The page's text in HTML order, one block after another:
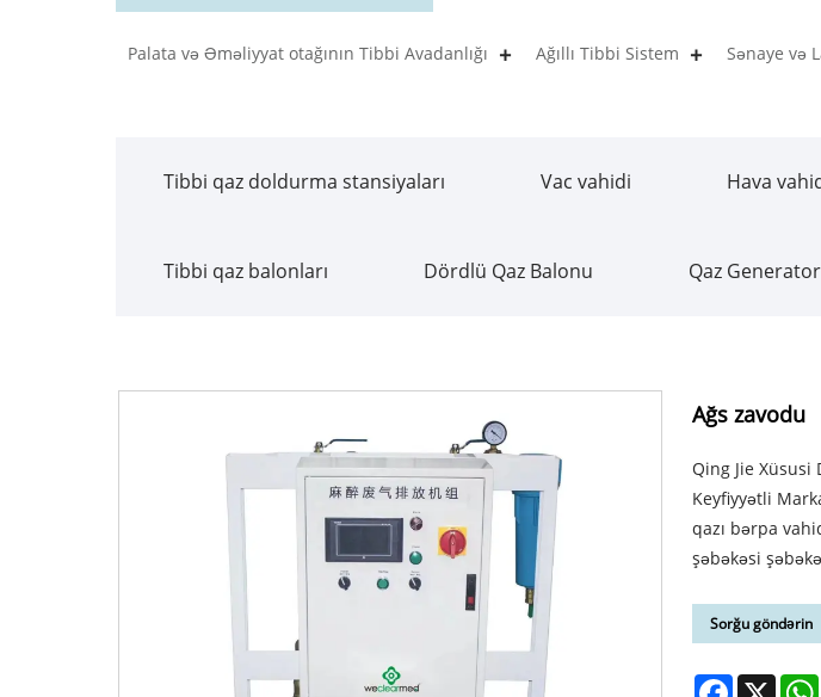
Palata və Əməliyyat otağının Tibbi Avadanlığı Ağıllı Tibbi Sistem Sənaye və
Tibbi qaz doldurma stansiyaları Vac vahidi Hava
Tibbi qaz balonları Dördlü Qaz Balonu Qaz
Ağs zavodu
Qing Jie Xüsusi
Keyfiyyətli
qazı bərpa
şəbəkəsi
Sorğu göndərin
Facebook
X